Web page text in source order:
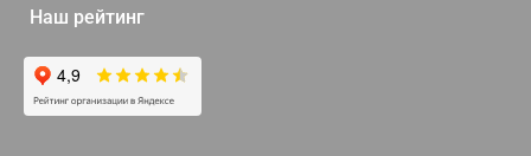
Наш рейтинг